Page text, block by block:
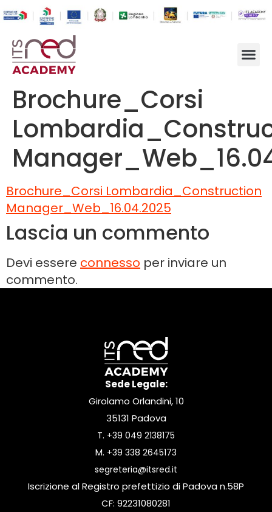
Brochure_Corsi
Brochure_Corsi Lombardia_Construction
Manager_Web_16.04.2025
Lascia un commento
Devi essere connesso per inviare un
commento.
Sede Legale:
Girolamo Orlandini, 10
35131 Padova
T. +39 049 2138175
M. +39 338 2645173
segreteria@itsred.it
Iscrizione al Registro prefettizio di Padova n.58P
CF: 92231080281